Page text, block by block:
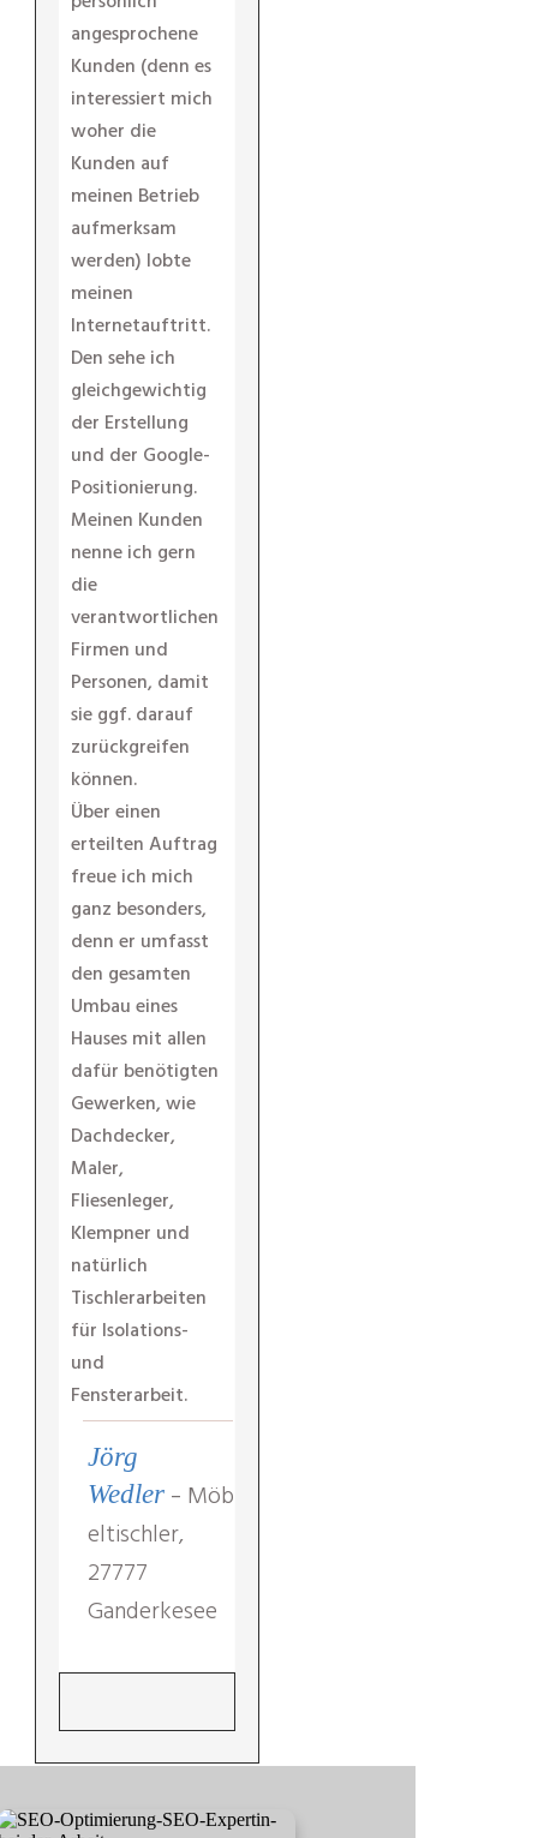
angesprochene
Kunden (denn es
interessiert mich
woher die
Kunden auf
meinen Betrieb
aufmerksam
werden) lobte
meinen
Internetauftritt.
Den sehe ich
gleichgewichtig
der Erstellung
und der Google-
Positionierung.
Meinen Kunden
nenne ich gern
die
verantwortlichen
Firmen und
Personen, damit
sie ggf. darauf
zurückgreifen
können.
Über einen
erteilten Auftrag
freue ich mich
ganz besonders,
denn er umfasst
den gesamten
Umbau eines
Hauses mit allen
dafür benötigten
Gewerken, wie
Dachdecker,
Maler,
Fliesenleger,
Klempner und
natürlich
Tischlerarbeiten
für Isolations-
und
Fensterarbeit.
Jörg
Wedler - Möb
eltischler,
27777
Ganderkesee